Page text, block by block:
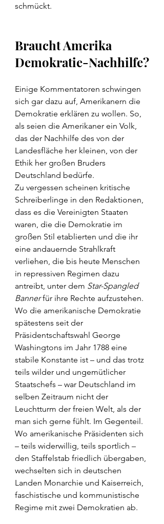
schmückt.
Braucht Amerika
Demokratie-Nachhilfe?
Einige Kommentatoren schwingen
sich gar dazu auf, Amerikanern die
Demokratie erklären zu wollen. So,
als seien die Amerikaner ein Volk,
das der Nachhilfe des von der
Landesfläche her kleinen, von der
Ethik her großen Bruders
Deutschland bedürfe.
Zu vergessen scheinen kritische
Schreiberlinge in den Redaktionen,
dass es die Vereinigten Staaten
waren, die die Demokratie im
großen Stil etablierten und die ihr
eine andauernde Strahlkraft
verliehen, die bis heute Menschen
in repressiven Regimen dazu
antreibt, unter dem Star-Spangled
Banner für ihre Rechte aufzustehen.
Wo die amerikanische Demokratie
spätestens seit der
Präsidentschaftswahl George
Washingtons im Jahr 1788 eine
stabile Konstante ist – und das trotz
teils wilder und ungemütlicher
Staatschefs – war Deutschland im
selben Zeitraum nicht der
Leuchtturm der freien Welt, als der
man sich gerne fühlt. Im Gegenteil.
Wo amerikanische Präsidenten sich
– teils widerwillig, teils sportlich –
den Staffelstab friedlich übergaben,
wechselten sich in deutschen
Landen Monarchie und Kaiserreich,
faschistische und kommunistische
Regime mit zwei Demokratien ab.